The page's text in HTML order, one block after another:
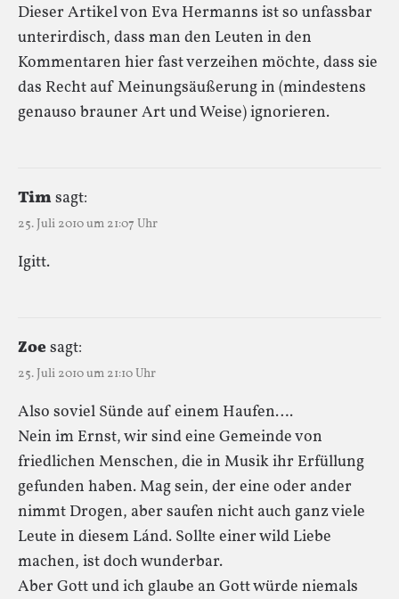
Dieser Artikel von Eva Hermanns ist so unfassbar
unterirdisch, dass man den Leuten in den
Kommentaren hier fast verzeihen möchte, dass sie
das Recht auf Meinungsäußerung in (mindestens
genauso brauner Art und Weise) ignorieren.
Timsagt:
25. Juli 2010 um 21:07 Uhr
Igitt.
Zoesagt:
25. Juli 2010 um 21:10 Uhr
Also soviel Sünde auf einem Haufen….
Nein im Ernst, wir sind eine Gemeinde von
friedlichen Menschen, die in Musik ihr Erfüllung
gefunden haben. Mag sein, der eine oder ander
nimmt Drogen, aber saufen nicht auch ganz viele
Leute in diesem Lánd. Sollte einer wild Liebe
machen, ist doch wunderbar.
Aber Gott und ich glaube an Gott würde niemals